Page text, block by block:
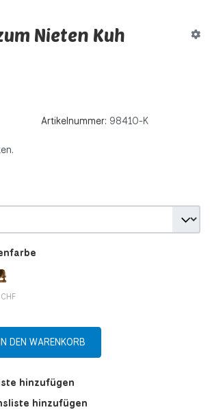
Nieten Kuh
Artikelnummer: 98410-K
hinzufügen
hinzufügen